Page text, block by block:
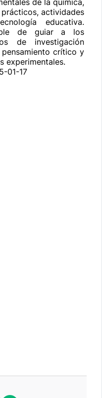
de la química,
actividades
educativa.
de guiar a los
de investigación
crítico y
experimentales.
01-17